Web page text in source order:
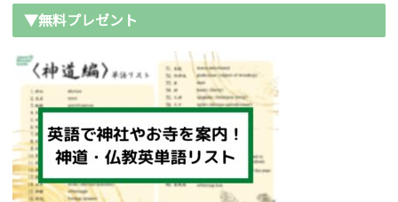
▼無料プレゼント